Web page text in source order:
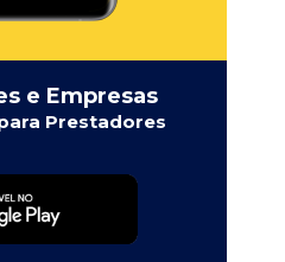
e Empresas
Prestadores